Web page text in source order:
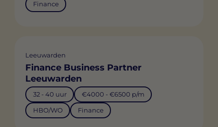
Finance
Leeuwarden
Finance Business Partner
Leeuwarden
32 - 40 uur €4000 - €6500 p/m
HBO/WO Finance